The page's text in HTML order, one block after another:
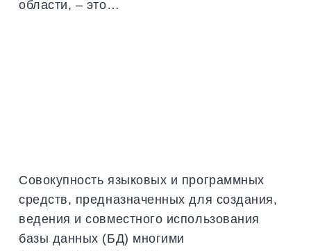
области, – это…
Совокупность языковых и программных
средств, предназначенных для создания,
ведения и совместного использования
базы данных (БД) многими